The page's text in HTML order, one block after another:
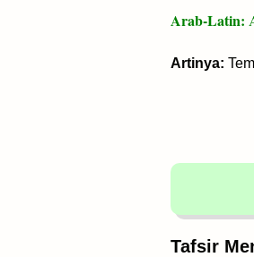
Arab-Latin:
Artinya:
Tafsir